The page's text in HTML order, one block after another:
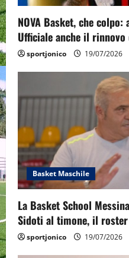
n
NOVA Basket, che
Ufficiale anche il
sportjonico 19/07/2026
Basket Maschile
La Basket School
Sidoti al timone, il
sportjonico 19/07/2026